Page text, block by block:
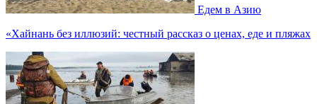
Едем в Азию
«Хайнань без иллюзий: честный рассказ о ценах, еде и пляжах